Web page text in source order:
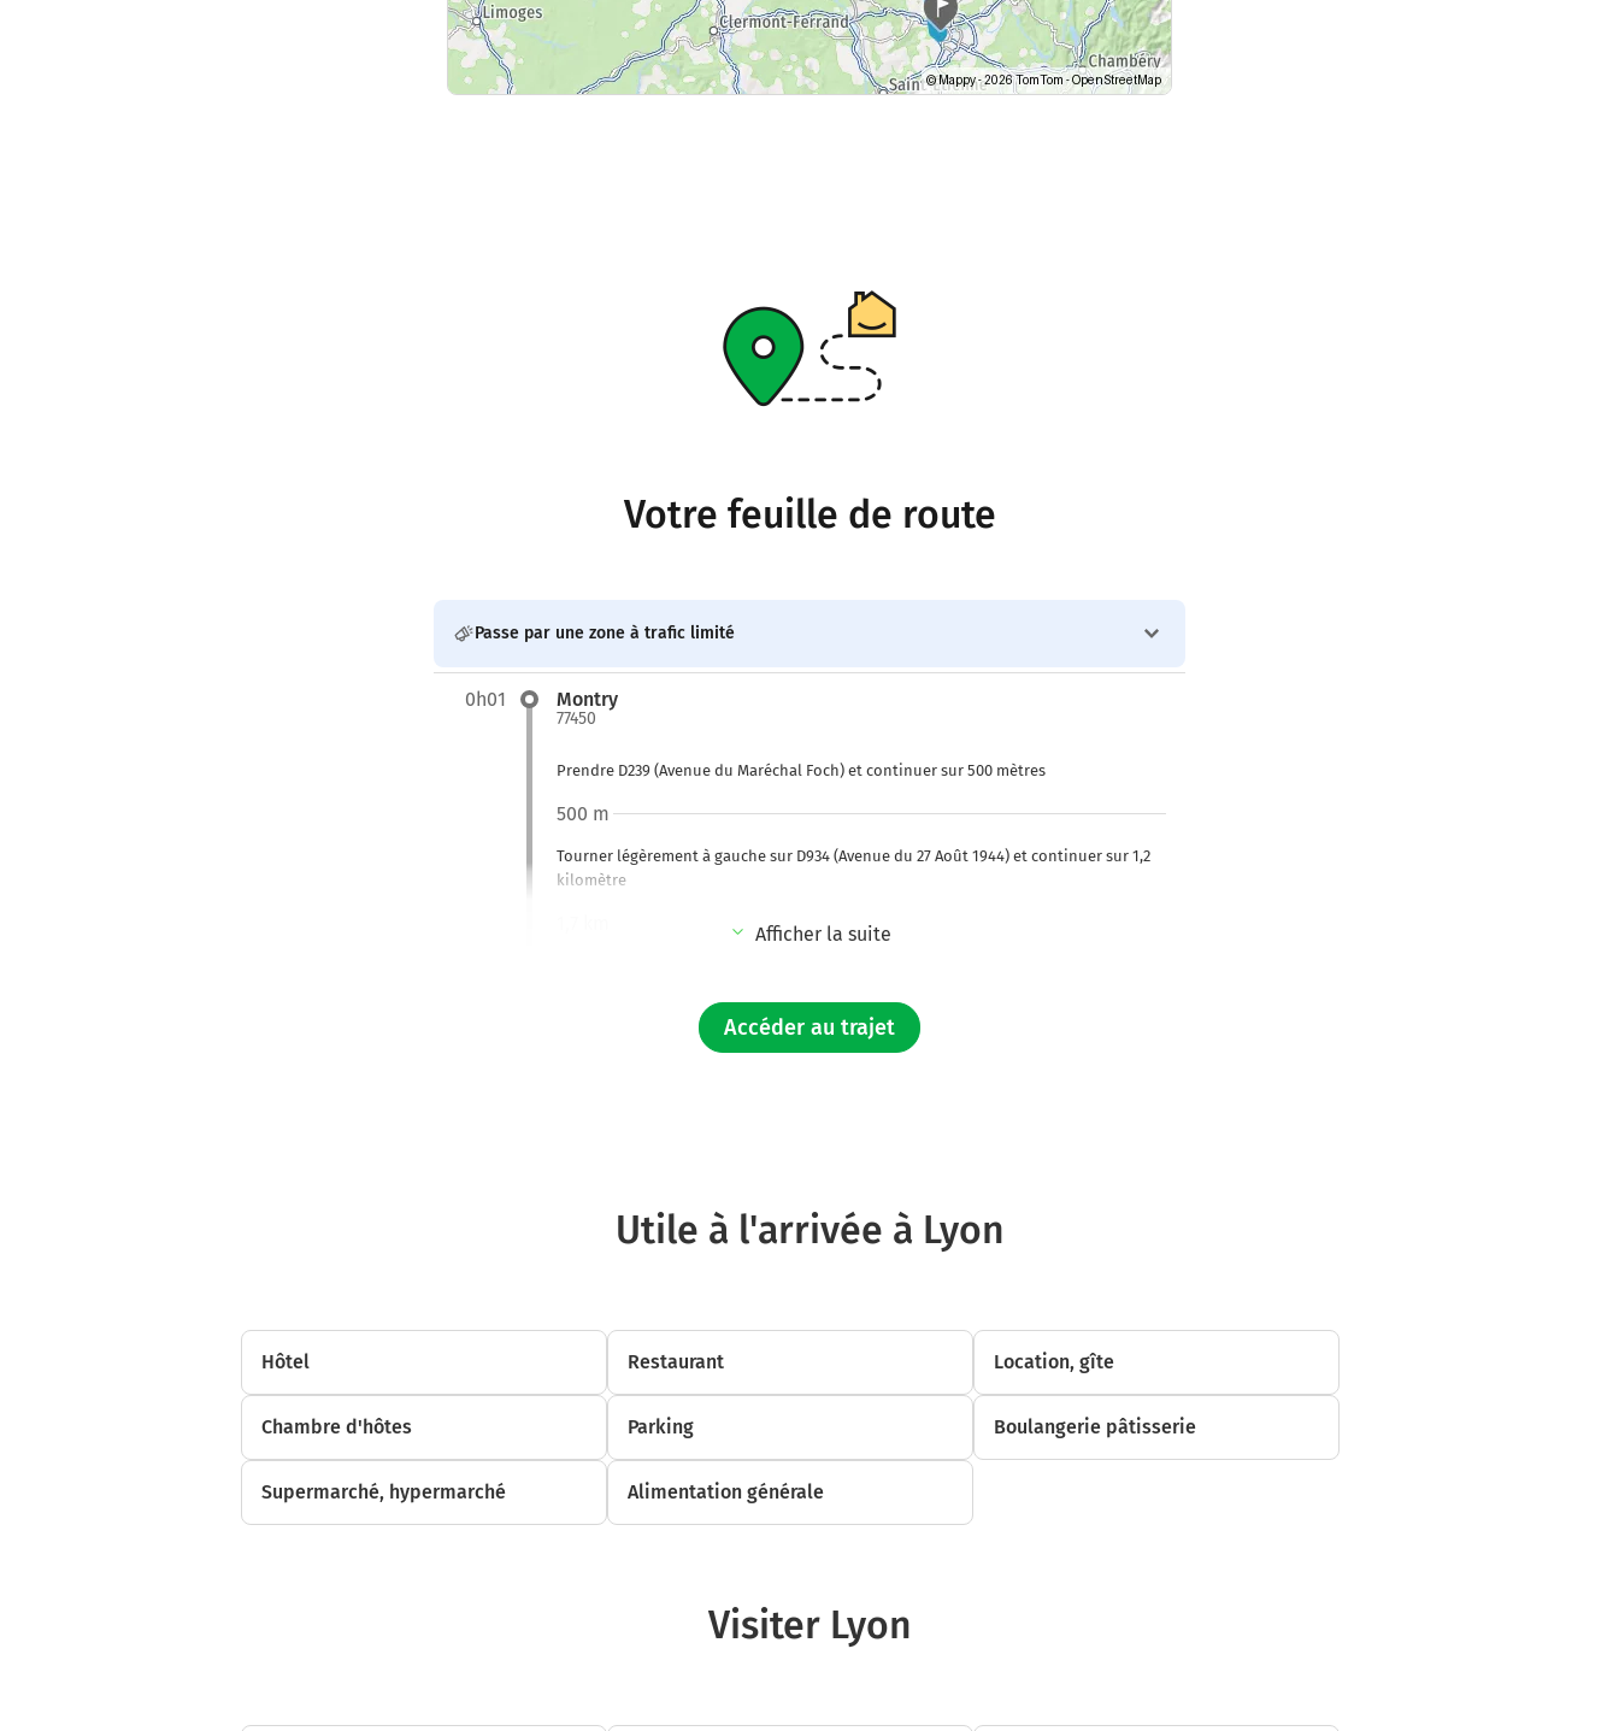
Votre feuille de route
Passe par une zone à trafic limité
0h01 Montry
77450
Prendre D239 (Avenue du Maréchal Foch) et continuer sur 500 mètres
Tourner légèrement à gauche sur D934 (Avenue du 27 Août 1944) et continuer sur 1,2
kilomètre
500 m
Au rond-point, prendre la 1ère sortie sur N36 (Route Nationale) et continuer sur 1,2
kilomètre
8,1 km
Au rond-point, prendre la 2ème sortie sur N36 (Route Nationale) et continuer sur 3,5
Afficher la suite
Accéder au trajet
Utile à l'arrivée à Lyon
Hôtel Restaurant Location, gîte
Chambre d'hôtes Parking Boulangerie pâtisserie
Supermarché, hypermarché Alimentation générale
Visiter Lyon